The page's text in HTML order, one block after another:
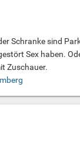
Schranke sind
Sex haben.
Zuschauer.